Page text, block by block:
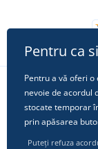
Pentru ca
Pentru a vă oferi
nevoie de acordul
stocate temporar
prin apăsarea
Puteți refuza